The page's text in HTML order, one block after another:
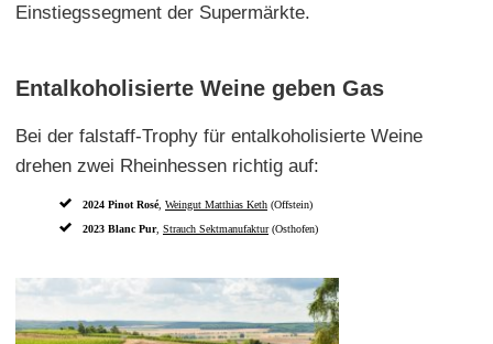
Einstiegssegment der Supermärkte.
Entalkoholisierte Weine geben Gas
Bei der falstaff-Trophy für entalkoholisierte Weine
drehen zwei Rheinhessen richtig auf:
2024 Pinot Rosé, Weingut Matthias Keth (Offstein)
2023 Blanc Pur, Strauch Sektmanufaktur(Osthofen)